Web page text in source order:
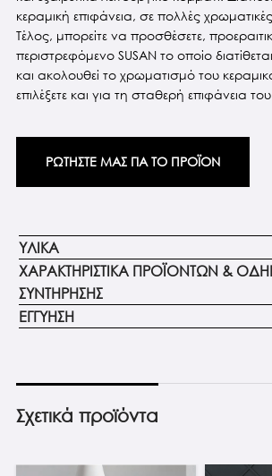
κεραμική επιφάνεια, σε πολλές
Τέλος, μπορείτε να προσθέσετε,
περιστρεφόμενο SUSAN το οποίο
και ακολουθεί το χρωματισμό του
επιλέξετε και για τη σταθερή επιφάνεια
ΡΩΤΗΣΤΕ ΜΑΣ ΓΙΑ ΤΟ ΠΡΟΪΟΝ
ΥΛΙΚΑ
ΧΑΡΑΚΤΗΡΙΣΤΙΚΑ ΠΡΟΪΟΝΤΩΝ &
ΣΥΝΤΗΡΗΣΗΣ
ΕΓΓΥΗΣΗ
Σχετικά προϊόντα